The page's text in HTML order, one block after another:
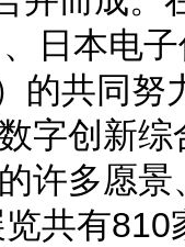
日本电
的共同努
字创新
许多愿
共有